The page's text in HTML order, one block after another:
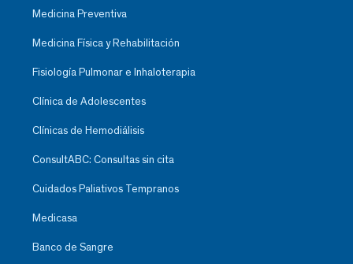
Medicina Preventiva
Medicina Física y Rehabilitación
Fisiología Pulmonar e Inhaloterapia
Clínica de Adolescentes
Clínicas de Hemodiálisis
ConsultABC: Consultas sin cita
Cuidados Paliativos Tempranos
Medicasa
Banco de Sangre